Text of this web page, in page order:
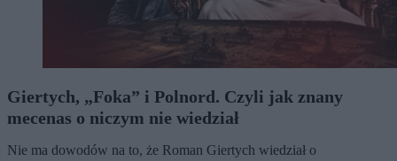
Giertych, „Foka” i Polnord. Czyli jak znany
mecenas o niczym nie wiedział
Nie ma dowodów na to, że Roman Giertych wiedział o